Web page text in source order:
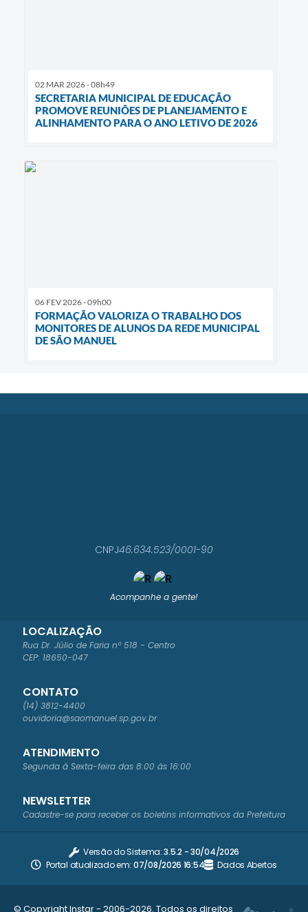
02 MAR 2026 - 08h49
SECRETARIA MUNICIPAL DE EDUCAÇÃO
PROMOVE REUNIÕES DE PLANEJAMENTO E
ALINHAMENTO PARA O ANO LETIVO DE 2026
06 FEV 2026 - 09h00
FORMAÇÃO VALORIZA O TRABALHO DOS
MONITORES DE ALUNOS DA REDE MUNICIPAL
DE SÃO MANUEL
Acompanhe a gente!
LOCALIZAÇÃO
Rua Dr. Júlio de Faria nº 518 - Centro
CEP: 18650-047
CONTATO
(14) 3812-4400
ouvidoria@saomanuel.sp.gov.br
ATENDIMENTO
Segunda à Sexta-feira das 8:00 às 16:00
CNPJ46.634.523/0001-90
NEWSLETTER
Cadastre-se para receber os boletins informativos da Prefeitura
Versão do Sistema:3.5.2 - 30/04/2026
Portal atualizado em:07/08/2026 16:54 Dados Abertos
© Copyright Instar - 2006-2026. Todos os direitos